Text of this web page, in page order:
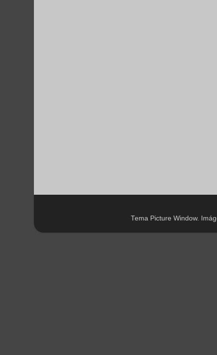
Tema Picture Window.